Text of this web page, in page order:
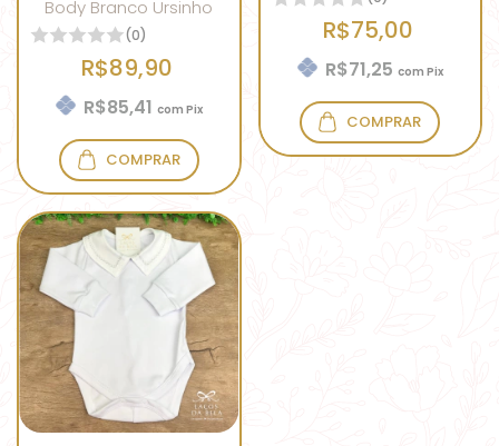
Body Branco Ursinho
(0)
R$89,90
R$85,41 com Pix
COMPRAR
R$75,00
R$71,25 com Pix
COMPRAR